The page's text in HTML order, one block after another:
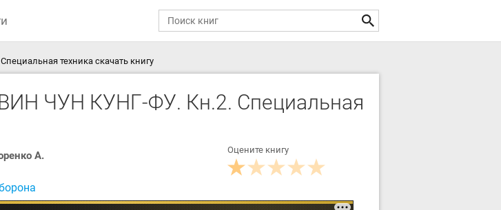
техника скачать книгу
ЧУН КУНГ-ФУ. Кн.2. Специальная
А. Оцените книгу